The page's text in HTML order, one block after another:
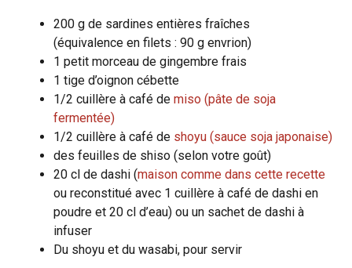
200 g de sardines entières fraîches
(équivalence en filets : 90 g envrion)
1 petit morceau de gingembre frais
1 tige d’oignon cébette
1/2 cuillère à café de miso (pâte de soja
fermentée)
1/2 cuillère à café de shoyu (sauce soja japonaise)
des feuilles de shiso (selon votre goût)
20 cl de dashi (maison comme dans cette recette
ou reconstitué avec 1 cuillère à café de dashi en
poudre et 20 cl d’eau) ou un sachet de dashi à
infuser
Du shoyu et du wasabi, pour servir